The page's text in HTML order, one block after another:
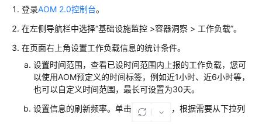
版）
可
观
测
指
标
览
登录AOM 2.0控制台。
在左侧导航栏中选择“基础设施监控 >容器洞察 > 工作负载”。
在页面右上角设置工作负载信息的统计条件。
设置时间范围，查看已设时间范围内上报的工作负载，您可
以使用AOM预定义的时间标签，例如近1小时、近6小时等，
也可以自定义时间范围，最长可设置为30天。
设置信息的刷新频率。单击
，根据需要从下拉列